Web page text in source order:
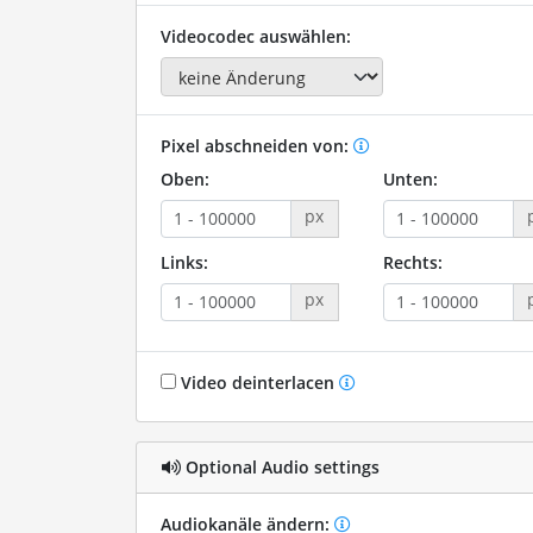
Videocodec auswählen:
Pixel abschneiden von:
Oben:
px
Unten:
Links:
px
Rechts:
Video deinterlacen
Optional Audio settings
Audiokanäle ändern: